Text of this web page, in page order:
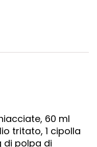
60 ml
tritato, 1 cipolla
di polpa di